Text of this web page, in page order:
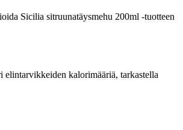
Sicilia sitruunatäysmehu 200ml -tuotteen
elintarvikkeiden kalorimääriä, tarkastella